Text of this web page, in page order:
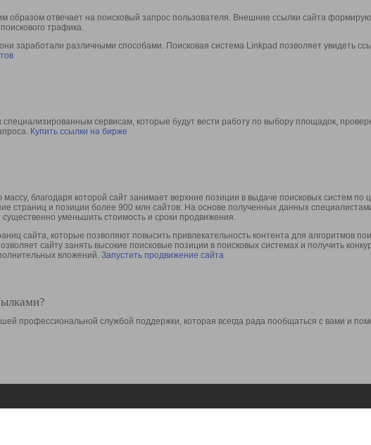
отвечает на поисковый запрос пользователя. Внешние ссылки сайта
трафика.
заработали различными способами. Поисковая система Linkpad позволяет увидеть
сервисам, которые будут вести работу по выбору площадок,
Купить ссылки на бирже
благодаря которой сайт занимает верхние позиции в выдаче поисковых систем
страниц и позиции более 900 млн сайтов. На основе полученных данных
уменьшить стоимость и сроки продвижения.
сайта, которые позволяют повысить привлекательность контента для алгоритмов
сайту занять высокие поисковые позиции в поисковых системах и получить
вложений. Запустить продвижение сайта
профессиональной службой поддержки, которая всегда рада пообщаться с вами и